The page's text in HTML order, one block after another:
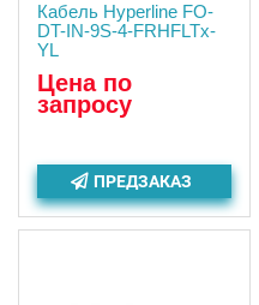
Кабель Hyperline FO-
DT-IN-9S-4-FRHFLTx-
YL
Цена по
запросу
ПРЕДЗАКАЗ